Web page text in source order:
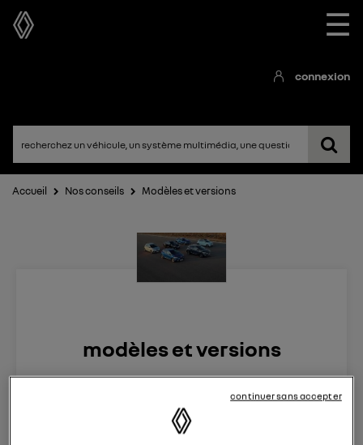
☰
connexion
Accueil Nos conseils Modèles et versions
modèles et versions
Véhicules
continuer sans accepter